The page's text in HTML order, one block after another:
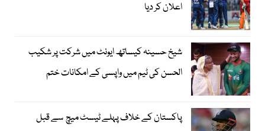
اعلان کر دیا
شیخ حسینہ کیساتھ ایونٹ میں شرکت پر شکیب
الحسن کی ٹیم میں واپسی کے امکانات ختم
پاکستان کے خلاف پہلے ٹیسٹ میچ سے قبل